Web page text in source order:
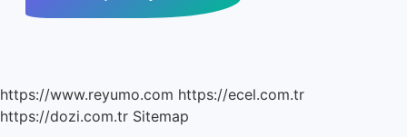
https://www.reyumo.com https://ecel.com.tr
https://dozi.com.tr Sitemap